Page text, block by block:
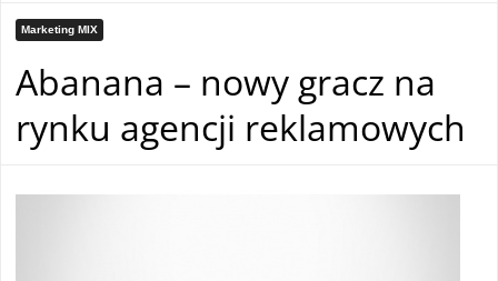
Marketing MIX
Abanana – nowy gracz na
rynku agencji reklamowych